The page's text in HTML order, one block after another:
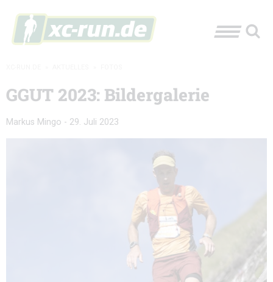
GGUT 2023: Bildergalerie
Markus Mingo - 29. Juli 2023